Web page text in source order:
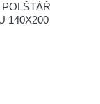
140X200